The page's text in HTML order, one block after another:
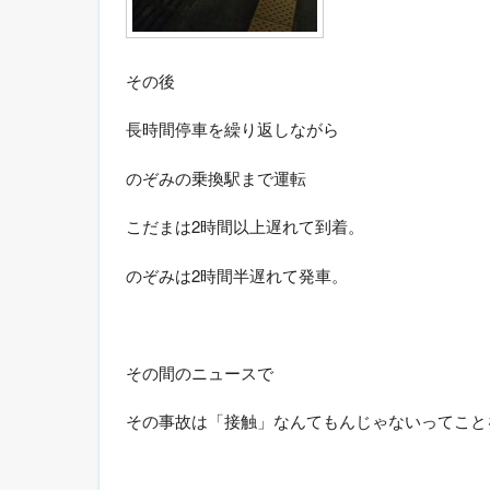
その後
長時間停車を繰り返しながら
のぞみの乗換駅まで運転
こだまは2時間以上遅れて到着。
のぞみは2時間半遅れて発車。
その間のニュースで
その事故は「接触」なんてもんじゃないってこ